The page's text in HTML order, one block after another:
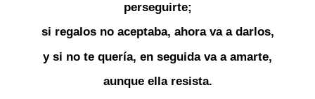
perseguirte;
si regalos no aceptaba, ahora va a darlos,
y si no te quería, en seguida va a amarte,
aunque ella resista.